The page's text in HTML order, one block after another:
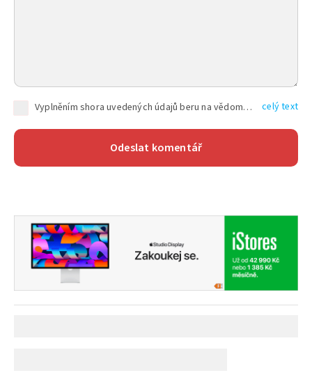
Vyplněním shora uvedených údajů beru na vědomí, že společnost TEXT FACTORY s.r.o., sídlem Brno, Durďákova 336/29, Černá Pole, PSČ: 613 00, IČ: 06157831, zapsané u Krajského soudu v Brně, oddíl C, vložka 100399, bude zpracovávat mé osobní údaje uvedené v rámci mnou vyplněného registračního formuláře na základě oprávněných zájmů TEXT FACTORY s.r.o. dle čl. 6 odst. 1 písm. f) GDPR a pro splnění právních povinností (čl. 6 odst. 1 písm. c) GDPR), a to pro tyto účely: nezbytnost zajistit oprávnění návštěvníka webových stránek provozovaných společností TEXT FACTORY s.r.o. přispívat aktivně ke zveřejněným článkům nebo v rámci diskusních fór a výkon práv TEXT FACTORY s.r.o. jako administrátora těchto diskusních fór. Více informací o zpracování osobních údajů a právech lze nalézt v celý text